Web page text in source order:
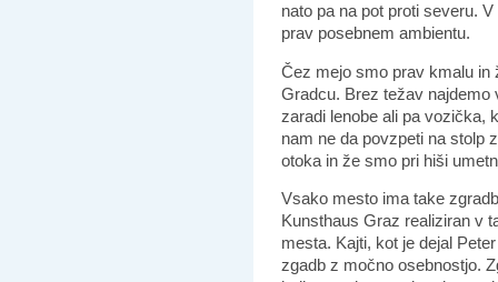
nato pa na pot proti severu.
prav posebnem ambientu.
Čez mejo smo prav kmalu in
Gradcu. Brez težav
zaradi lenobe ali pa vozička,
nam ne da povzpeti na stolp
otoka in že smo pri hiši
Vsako mesto ima take
Kunsthaus Graz realiziran v
mesta. Kajti, kot je dejal
zgadb z močno osebnostjo.